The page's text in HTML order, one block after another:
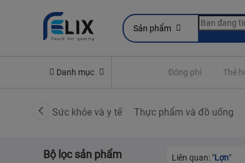
Sản phẩm
Danh mục
Yêu cầu quyền lợi bảo hiểm Đóng phí Thẻ hội
Sức khỏe và y tế Thực phẩm và đồ uống
Bộ lọc sản phẩm Liên quan: "Lợn"